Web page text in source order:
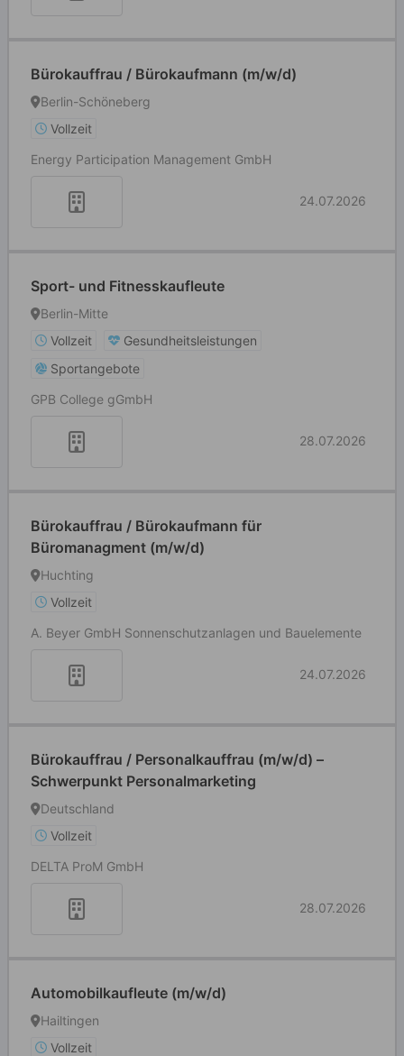
Bürokauffrau / Bürokaufmann (m/w/d)
Berlin-Schöneberg
Vollzeit
Energy Participation Management GmbH
24.07.2026
Sport- und Fitnesskaufleute
Berlin-Mitte
Vollzeit
Gesundheitsleistungen
Sportangebote
GPB College gGmbH
28.07.2026
Bürokauffrau / Bürokaufmann für
Büromanagment (m/w/d)
Huchting
Vollzeit
A. Beyer GmbH Sonnenschutzanlagen und Bauelemente
24.07.2026
Bürokauffrau / Personalkauffrau (m/w/d) –
Schwerpunkt Personalmarketing
Deutschland
Vollzeit
DELTA ProM GmbH
28.07.2026
Automobilkaufleute (m/w/d)
Hailtingen
Vollzeit